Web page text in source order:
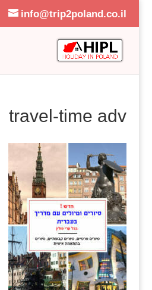
info@trip2poland.co.il
travel-time adv